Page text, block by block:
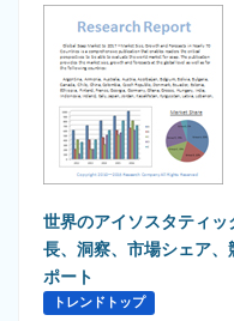
世界のアイソスタティ
長、洞察、市場シェア、
ポート
トレンドトップ